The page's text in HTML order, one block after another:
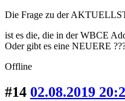
Die Frage zu der
ist es die, die in der WBCE
Oder gibt es eine NEUERE
Offline
#14 02.08.2019